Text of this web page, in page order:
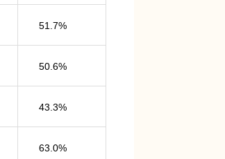
51.7%
50.6%
43.3%
63.0%